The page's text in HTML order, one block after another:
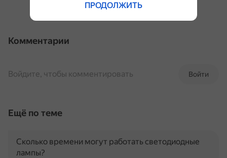
Комментарии
Войти
Войдите, чтобы комментировать
Ещё по теме
Сколько времени могут работать светодиодные
лампы?
ПРОДОЛЖИТЬ